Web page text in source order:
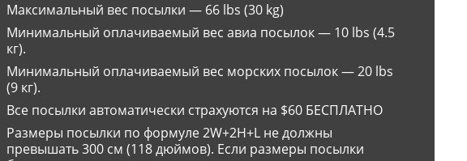
Максимальный вес посылки — 66 lbs (30 kg)
Минимальный оплачиваемый вес авиа посылок — 10 lbs (4.5
кг).
Минимальный оплачиваемый вес морских посылок — 20 lbs
(9 кг).
Все посылки автоматически страхуются на $60 БЕСПЛАТНО
Размеры посылки по формуле 2W+2H+L не должны
превышать 300 см (118 дюймов). Если размеры посылки